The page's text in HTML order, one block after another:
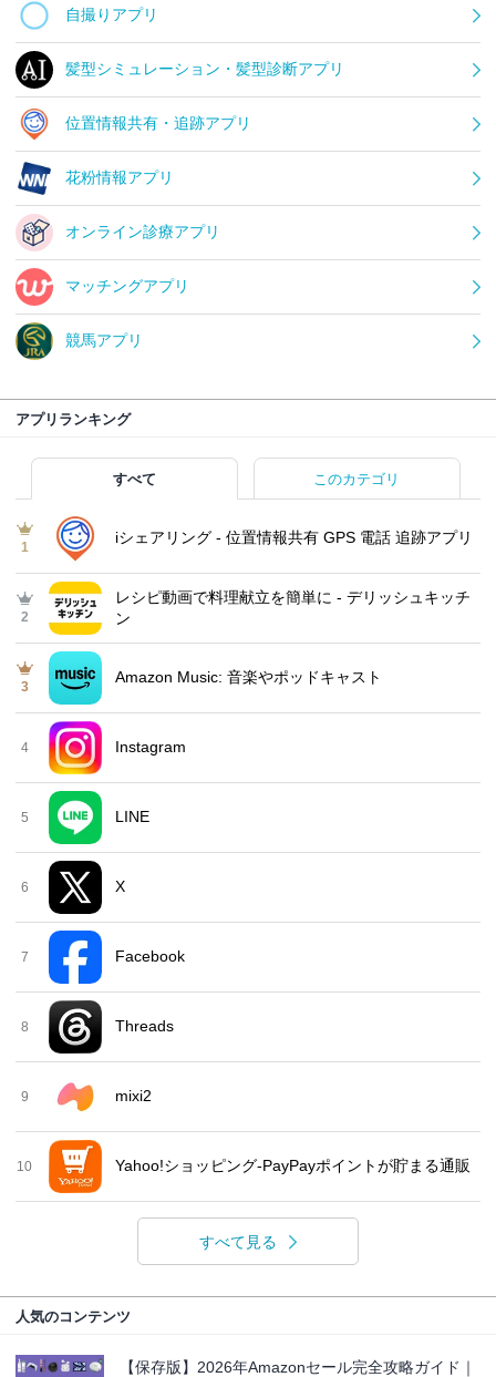
自撮りアプリ
髪型シミュレーション・髪型診断アプリ
位置情報共有・追跡アプリ
花粉情報アプリ
オンライン診療アプリ
マッチングアプリ
競馬アプリ
アプリランキング
すべて このカテゴリ
1
iシェアリング - 位置情報共有 GPS 電話 追跡アプリ
2
レシピ動画で料理献立を簡単‪に - デリッシュキッチ
ン
3
Amazon Music: 音楽やポッドキャスト
4 Instagram
5 LINE
6 X
7 Facebook
8 Threads
9 mixi2
10 Yahoo!ショッピング-PayPayポイントが貯まる通販
すべて見る
人気のコンテンツ
【保存版】2026年Amazonセール完全攻略ガイド｜